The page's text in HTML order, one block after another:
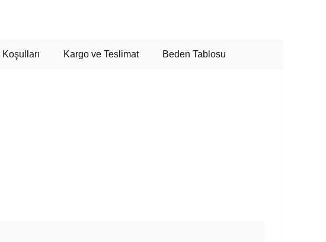
Koşulları Kargo ve Teslimat Beden Tablosu